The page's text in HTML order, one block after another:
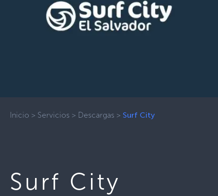
Inicio > Servicios > Descargas > Surf City
Surf City